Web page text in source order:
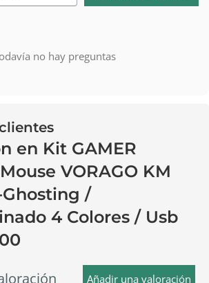
no hay preguntas
en Kit GAMER
VORAGO KM
/
4 Colores / Usb
Añadir una valoración